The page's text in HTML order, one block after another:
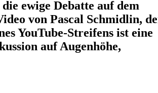
ewige Debatte auf dem
von Pascal Schmidlin,
YouTube-Streifens ist eine
auf Augenhöhe,